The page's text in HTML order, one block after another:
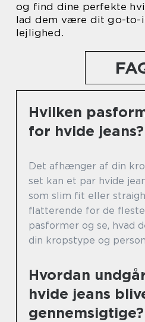
og find dine perfekte
lad dem være dit go-to-
lejlighed.
Hvilken
for hvide jeans?
Det afhænger af din
set kan et par hvide
som slim fit eller
flatterende for de
pasformer og se, hvad
din kropstype og
Hvordan
hvide jeans
gennemsigtige?